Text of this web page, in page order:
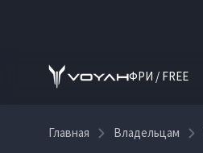
ФРИ / FREE
Главная Владельцам